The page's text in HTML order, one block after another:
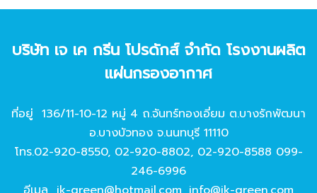
บริษัท เจ เค กรีน โปรดักส์ จํากัด โรงงานผลิต
แผ่นกรองอากาศ
ที่อยู่ 136/11-10-12 หมู่ 4 ถ.จันทร์ทองเอี่ยม ต.บางรักพัฒนา
อ.บางบัวทอง จ.นนทบุรี 11110
โทร.02-920-8550, 02-920-8802, 02-920-8588 099-
246-6996